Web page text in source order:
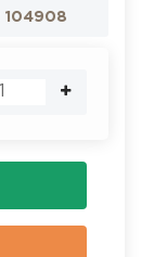
104908